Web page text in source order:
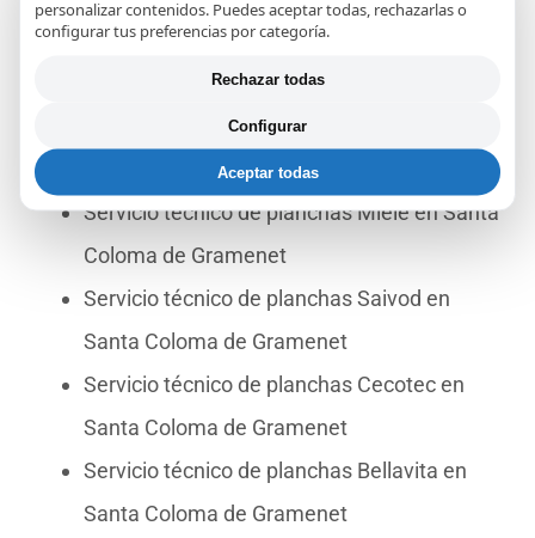
Servicio técnico de planchas Haeger en
Santa Coloma de Gramenet
Servicio técnico de planchas Imetec en
Santa Coloma de Gramenet
Servicio técnico de planchas Miele en Santa
Coloma de Gramenet
Servicio técnico de planchas Saivod en
Santa Coloma de Gramenet
Servicio técnico de planchas Cecotec en
Santa Coloma de Gramenet
Servicio técnico de planchas Bellavita en
Santa Coloma de Gramenet
personalizar contenidos. Puedes aceptar todas, rechazarlas o
configurar tus preferencias por categoría.
Rechazar todas
Configurar
Aceptar todas